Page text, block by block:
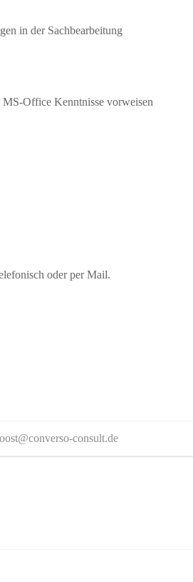
in der Sachbearbeitung
MS-Office Kenntnisse vorweisen
oder per Mail.
consult.de